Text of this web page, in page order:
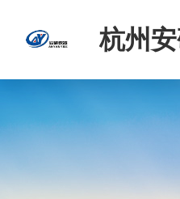
杭州
司